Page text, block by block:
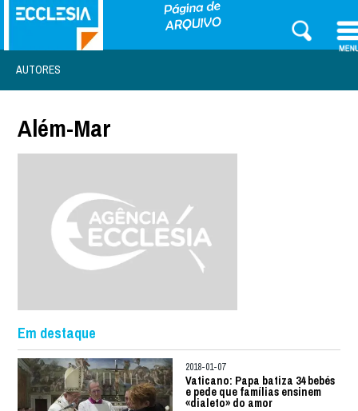
AUTORES
Além-Mar
Em destaque
2018-01-07
Vaticano: Papa batiza 34 bebés
e pede que famílias ensinem
«dialeto» do amor